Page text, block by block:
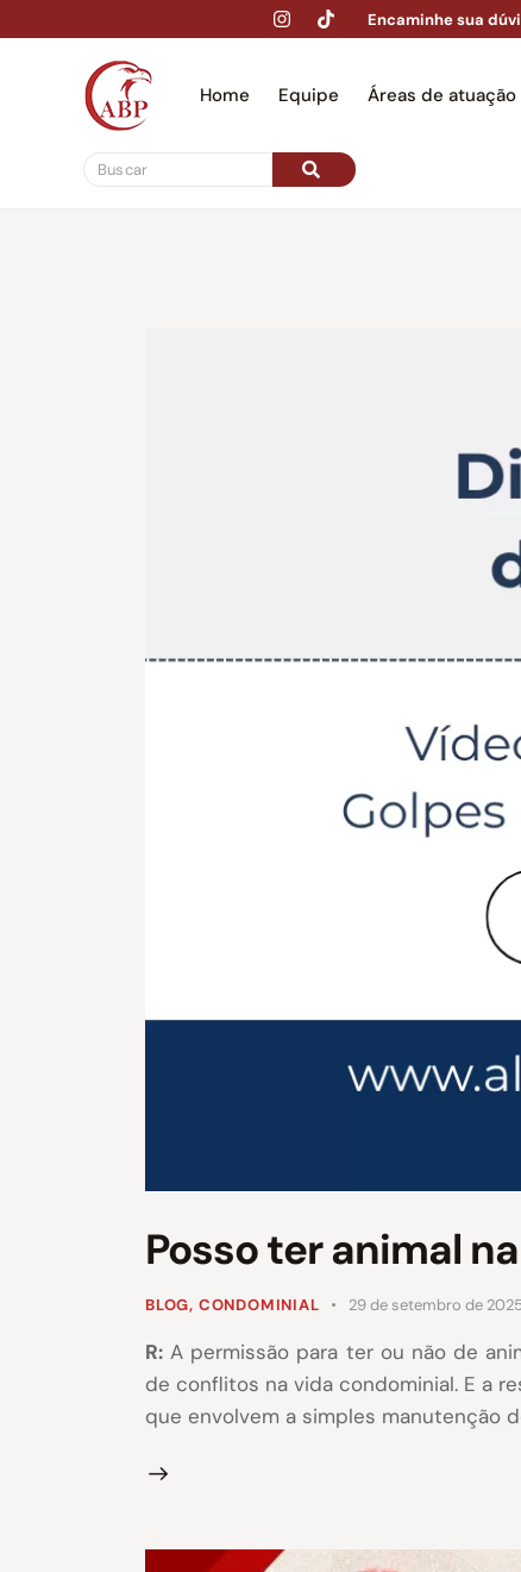
Encaminhe sua
Home Equipe Áreas de atuação
Posso ter animal
BLOG, CONDOMINIAL 29 de setembro de 2025
R: A permissão para ter ou não de
de conflitos na vida condominial. E a
que envolvem a simples manutenção